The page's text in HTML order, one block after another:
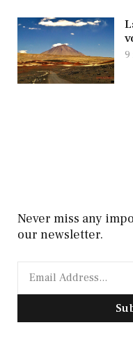
9
Never miss any
our newsletter.